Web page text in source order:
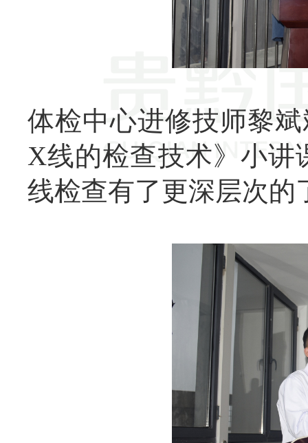
体检中心进修技师黎
X线的检查技术》小讲
线检查有了更深层次的